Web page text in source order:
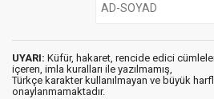
UYARI: Küfür, hakaret, rencide edici
içeren, imla kuralları ile yazılmamış,
Türkçe karakter kullanılmayan ve büyük
onaylanmamaktadır.